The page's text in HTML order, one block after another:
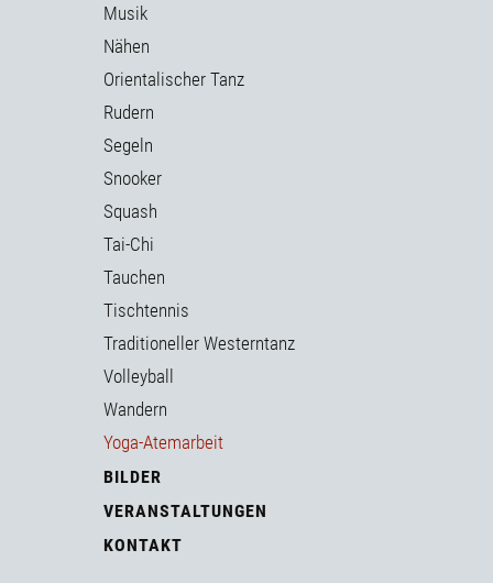
Musik
Nähen
Orientalischer Tanz
Rudern
Segeln
Snooker
Squash
Tai-Chi
Tauchen
Tischtennis
Traditioneller Westerntanz
Volleyball
Wandern
Yoga-Atemarbeit
BILDER
VERANSTALTUNGEN
KONTAKT